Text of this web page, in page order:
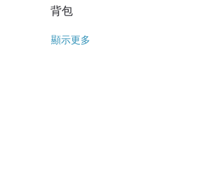
背包
顯示更多